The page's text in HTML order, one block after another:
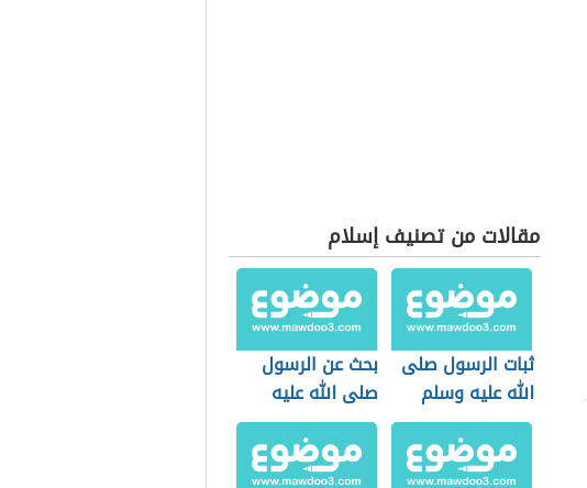
مقالات من تصنيف إسلام
ثبات الرسول صلى
الله عليه وسلم
بحث عن الرسول
صلى الله عليه
وسلم